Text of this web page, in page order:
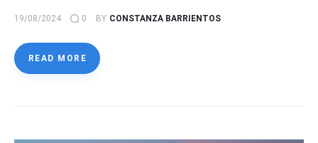
19/08/2024 0 BY CONSTANZA BARRIENTOS
READ MORE